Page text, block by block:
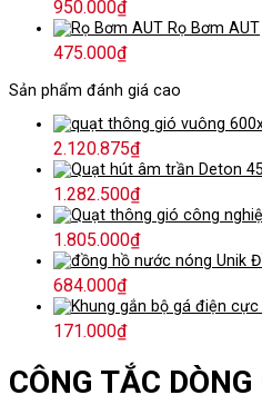
950.000₫
Rọ Bơm AUT
475.000₫
Sản phẩm đánh giá cao
2.120.875₫
1.282.500₫
1.805.000₫
684.000₫
171.000₫
CÔNG TẮC